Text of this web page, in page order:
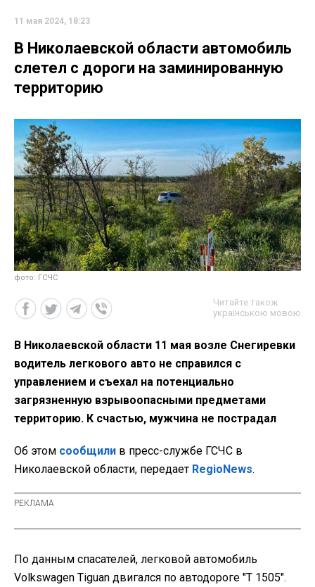
11 мая 2024, 18:23
В Николаевской области автомобиль
слетел с дороги на заминированную
территорию
фото: ГСЧС
Читайте також
українською мовою
В Николаевской области 11 мая возле Снегиревки
водитель легкового авто не справился с
управлением и съехал на потенциально
загрязненную взрывоопасными предметами
территорию. К счастью, мужчина не пострадал
Об этом сообщили в пресс-службе ГСЧС в
Николаевской области, передает RegioNews.
По данным спасателей, легковой автомобиль
Volkswagen Tiguan двигался по автодороге "Т 1505".